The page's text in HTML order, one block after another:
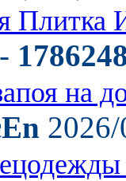
Плитка
-
на